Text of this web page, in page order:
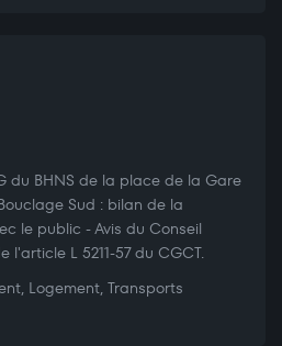
du BHNS de la place de la Gare
Sud : bilan de la
le public - Avis du Conseil
L 5211-57 du CGCT.
Logement, Transports